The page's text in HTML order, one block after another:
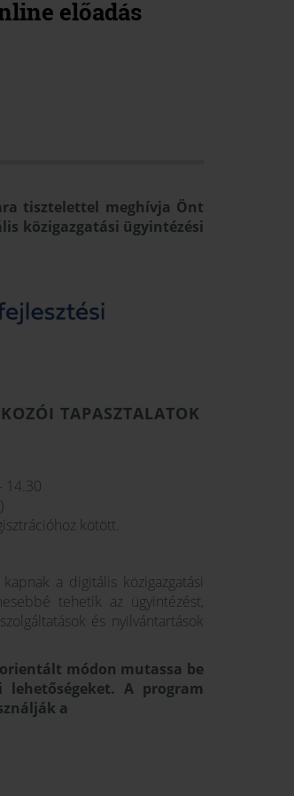
előadás
tisztelettel meghívja Önt
közigazgatási ügyintézési
TAPASZTALATOK
14.30
kötött.
a digitális közigazgatási
tehetik az ügyintézést,
és nyilvántartások
módon mutassa be
A program
a